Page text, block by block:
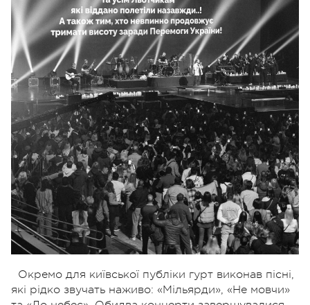
Окремо для київської публіки гурт виконав пісні,
які рідко звучать наживо: «Мільярди», «Не мовчи»